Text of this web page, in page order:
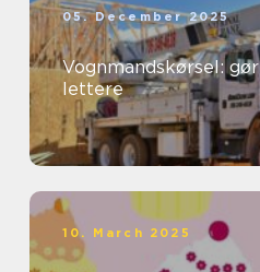
05. December 2025
Vognmandskørsel:
lettere
10. March 2025